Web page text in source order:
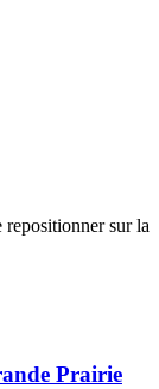
sur la
Prairie